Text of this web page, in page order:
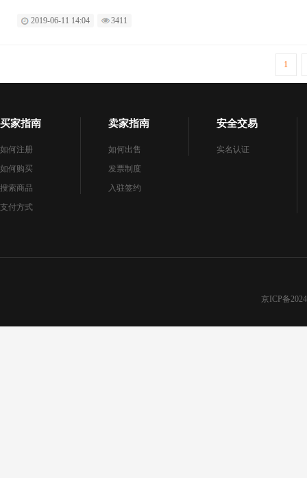
2019-06-11 14:04 3411
1
买家指南
如何注册
如何购买
搜索商品
支付方式
卖家指南
如何出售
发票制度
入驻签约
安全交易
实名认证
京ICP备